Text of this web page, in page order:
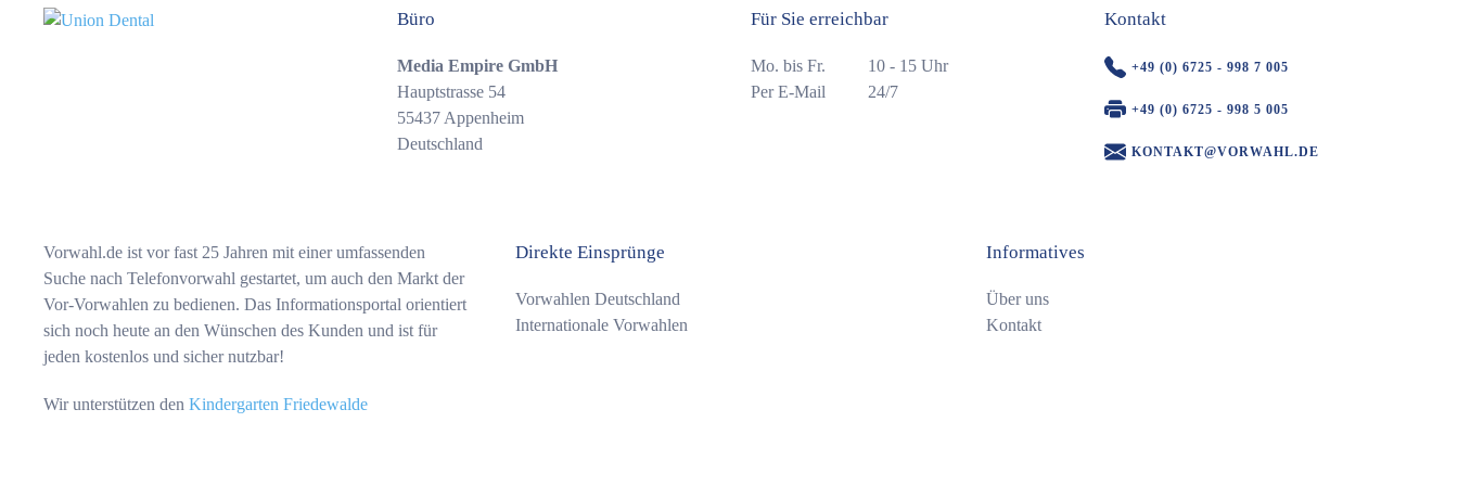
Büro
Media Empire GmbH
Hauptstrasse 54
55437 Appenheim
Deutschland
Kontakt
+49 (0) 6725 - 998 7 005
+49 (0) 6725 - 998 5 005
KONTAKT@VORWAHL.DE
Für Sie erreichbar
Mo. bis Fr.
10 - 15 Uhr
Per E-Mail
24/7
Vorwahl.de ist vor fast 25 Jahren mit einer umfassenden
Suche nach Telefonvorwahl gestartet, um auch den Markt der
Vor-Vorwahlen zu bedienen. Das Informationsportal orientiert
sich noch heute an den Wünschen des Kunden und ist für
jeden kostenlos und sicher nutzbar!
Wir unterstützen den Kindergarten Friedewalde
Direkte Einsprünge
Vorwahlen Deutschland
Internationale Vorwahlen
Informatives
Über uns
Kontakt